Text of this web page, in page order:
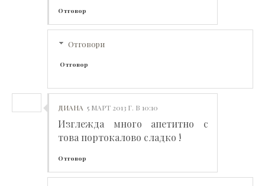
Отговор
Отговори
Отговор
ДИАНА 5 МАРТ 2013 Г. В 10:10
Изглежда много апетитно с
това портокалово сладко !
Отговор